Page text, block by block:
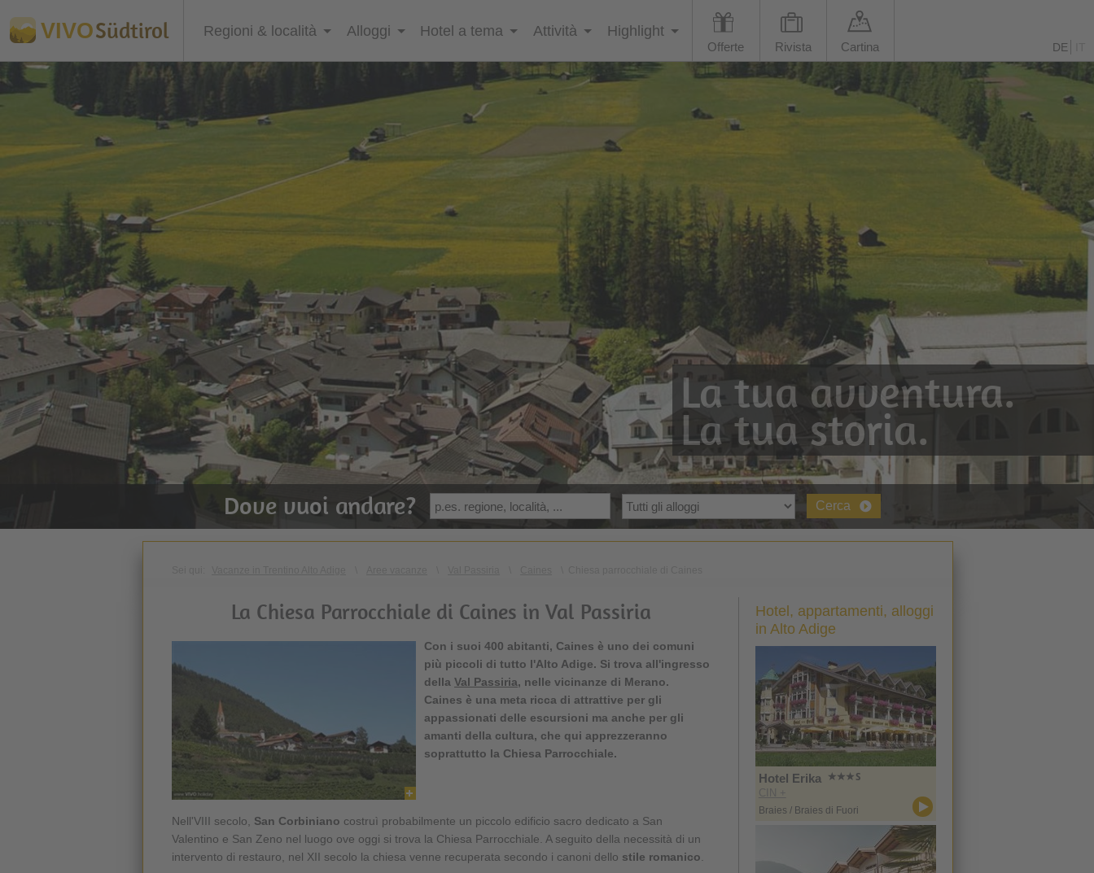
VIVOSüdtirol Regioni & località Alloggi Hotel a tema Attività Highlight
Offerte Rivista Cartina DE
La tua avventura.
La tua storia.
Dove vuoi andare? Cerca
La Chiesa Parrocchiale di Caines in Val Passiria
Con i suoi 400 abitanti, Caines è uno dei comuni
più piccoli di tutto l'Alto Adige. Si trova all'ingresso
della Val Passiria, nelle vicinanze di Merano.
Caines è una meta ricca di attrattive per gli
appassionati delle escursioni ma anche per gli
amanti della cultura, che qui apprezzeranno
soprattutto la Chiesa Parrocchiale.
Nell'VIII secolo, San Corbiniano costruì probabilmente un piccolo edificio sacro dedicato a San
Valentino e San Zeno nel luogo ove oggi si trova la Chiesa Parrocchiale. A seguito della necessità di un
intervento di restauro, nel XII secolo la chiesa venne recuperata secondo i canoni dello stile romanico
Hotel, appartamenti, alloggi
in Alto Adige
Hotel Erika
CIN +
Braies / Braies di Fuori